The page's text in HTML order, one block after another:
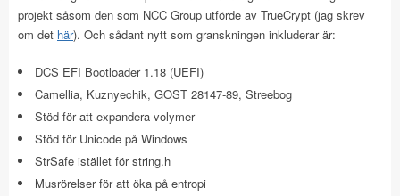
projekt såsom den som NCC Group utförde av TrueCrypt (jag skrev
om det här). Och sådant nytt som granskningen inkluderar är:
DCS EFI Bootloader 1.18 (UEFI)
Camellia, Kuznyechik, GOST 28147-89, Streebog
Stöd för att expandera volymer
Stöd för Unicode på Windows
StrSafe istället för string.h
Musrörelser för att öka på entropi